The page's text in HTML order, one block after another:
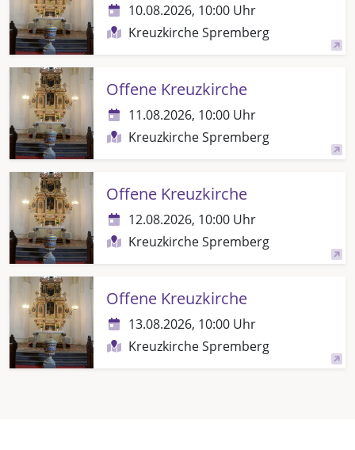
10.08.2026, 10:00 Uhr
Kreuzkirche Spremberg
Offene Kreuzkirche
11.08.2026, 10:00 Uhr
Kreuzkirche Spremberg
Offene Kreuzkirche
12.08.2026, 10:00 Uhr
Kreuzkirche Spremberg
Offene Kreuzkirche
13.08.2026, 10:00 Uhr
Kreuzkirche Spremberg